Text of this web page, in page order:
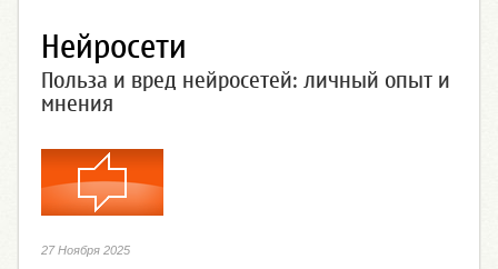
Нейросети
Польза и вред нейросетей: личный опыт и
мнения
27 Ноября 2025